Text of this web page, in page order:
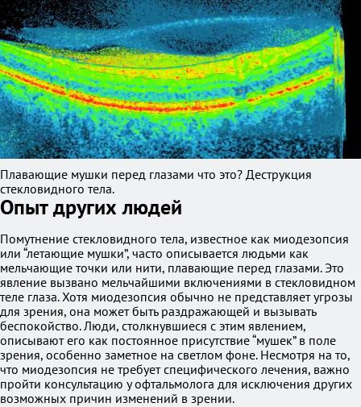
Плавающие мушки перед глазами что это? Деструкция
стекловидного тела.
Опыт других людей
Помутнение стекловидного тела, известное как миодезопсия
или “летающие мушки”, часто описывается людьми как
мельчающие точки или нити, плавающие перед глазами. Это
явление вызвано мельчайшими включениями в стекловидном
теле глаза. Хотя миодезопсия обычно не представляет угрозы
для зрения, она может быть раздражающей и вызывать
беспокойство. Люди, столкнувшиеся с этим явлением,
описывают его как постоянное присутствие “мушек” в поле
зрения, особенно заметное на светлом фоне. Несмотря на то,
что миодезопсия не требует специфического лечения, важно
пройти консультацию у офтальмолога для исключения других
возможных причин изменений в зрении.